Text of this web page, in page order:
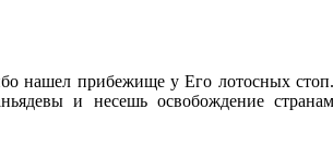
нашел прибежище у Его лотосных
и несешь освобождение